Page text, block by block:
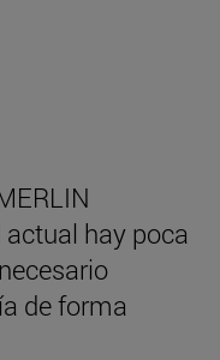
actual hay poca
de forma